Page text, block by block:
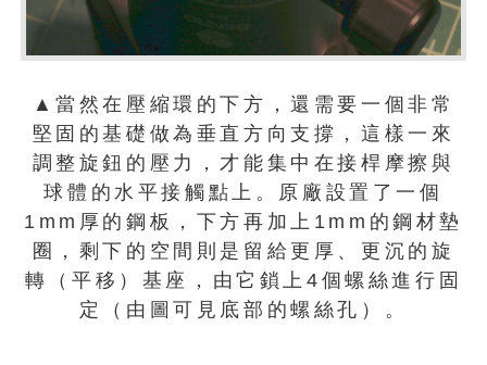
▲當然在壓縮環的下方，還需要一個非常
堅固的基礎做為垂直方向支撐，這樣一來
調整旋鈕的壓力，才能集中在接桿摩擦與
球體的水平接觸點上。原廠設置了一個
1mm厚的鋼板，下方再加上1mm的鋼材墊
圈，剩下的空間則是留給更厚、更沉的旋
轉（平移）基座，由它鎖上4個螺絲進行固
定（由圖可見底部的螺絲孔）。